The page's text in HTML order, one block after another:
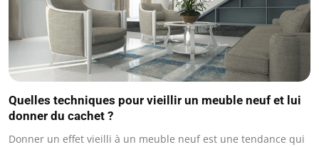
Quelles techniques pour vieillir un meuble neuf et lui
donner du cachet ?
Donner un effet vieilli à un meuble neuf est une tendance qui